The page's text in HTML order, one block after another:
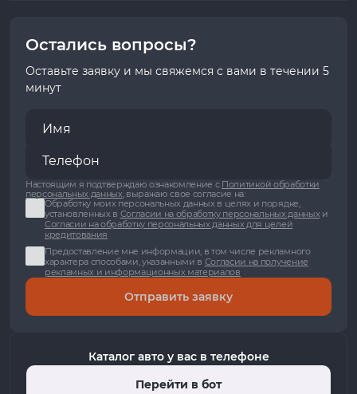
Остались вопросы?
Оставьте заявку и мы свяжемся с вами в течении 5
минут
Настоящим я подтверждаю ознакомление с Политикой обработки
персональных данных, выражаю свое согласие на:
Обработку моих персональных данных в целях и порядке,
установленных в Согласии на обработку персональных данныхи
Согласии на обработку персональных данных для целей
кредитования
Предоставление мне информации, в том числе рекламного
характера способами, указанными в Согласии на получение
рекламных и информационных материалов
Отправить заявку
Каталог авто у вас в телефоне
Перейти в бот